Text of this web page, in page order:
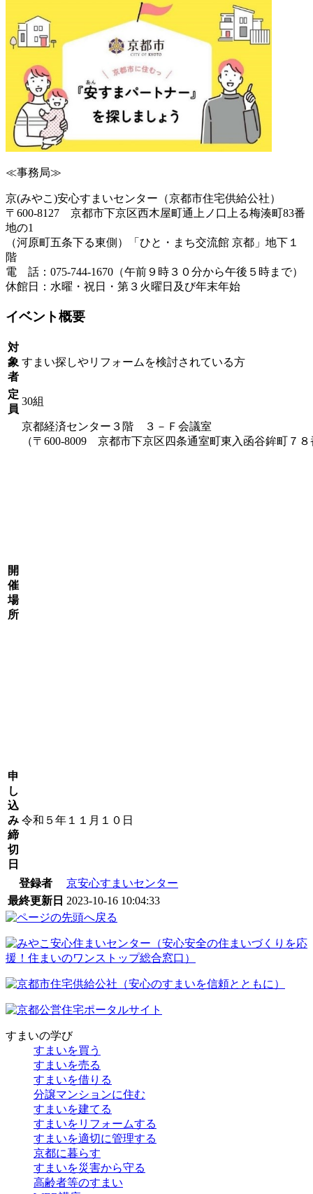
≪事務局≫
京(みやこ)安心すまいセンター（京都市住宅供給公社）
〒600-8127 京都市下京区西木屋町通上ノ口上る梅湊町83番
地の1
（河原町五条下る東側）「ひと・まち交流館 京都」地下１
階
電 話：075-744-1670（午前９時３０分から午後５時まで）
休館日：水曜・祝日・第３火曜日及び年末年始
イベント概要
対
象
者
すまい探しやリフォームを検討されている方
定
員
30組
開
催
場
所
京都経済センター３階 ３－Ｆ会議室
（〒600-8009 京都市下京区四条通室町東入函谷鉾町７８
申
し
込
み
締
切
日
令和５年１１月１０日
登録者
京安心すまいセンター
最終更新日 2023-10-16 10:04:33
すまいの学び
すまいを買う
すまいを売る
すまいを借りる
分譲マンションに住む
すまいを建てる
すまいをリフォームする
すまいを適切に管理する
京都に暮らす
すまいを災害から守る
高齢者等のすまい